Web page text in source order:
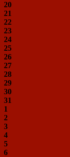
20
21
22
23
24
25
26
27
28
29
30
31
1
2
3
4
5
6